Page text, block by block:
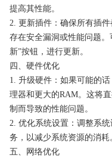
提高其性能。
2. 更新插件：确保所有插
存在安全漏洞或性能问题
新”按钮，进行更新。
四、硬件优化
1. 升级硬件：如果可能的
理器和更大的RAM。这将
制而导致的性能问题。
2. 优化系统设置：调整系
务，以减少系统资源的消耗
五、网络优化